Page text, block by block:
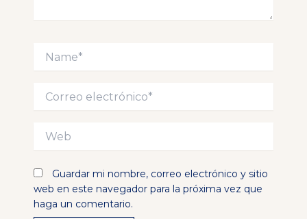
electrónico*
Guardar mi nombre, correo electrónico y sitio
web en este navegador para la próxima vez que
haga un comentario.